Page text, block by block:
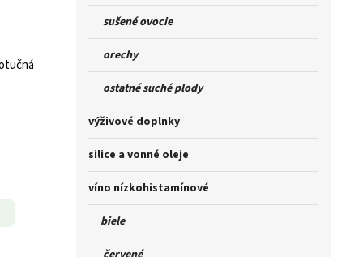
sušené ovocie
orechy
ostatné suché plody
výživové doplnky
silice a vonné oleje
víno nízkohistamínové
biele